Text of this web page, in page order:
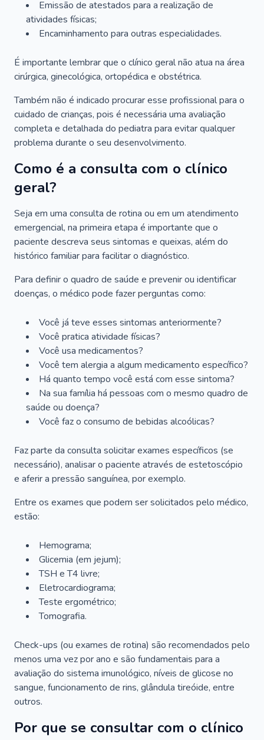
Emissão de atestados para a realização de
atividades físicas;
Encaminhamento para outras especialidades.
É importante lembrar que o clínico geral não atua na área
cirúrgica, ginecológica, ortopédica e obstétrica.
Também não é indicado procurar esse profissional para o
cuidado de crianças, pois é necessária uma avaliação
completa e detalhada do pediatra para evitar qualquer
problema durante o seu desenvolvimento.
Como é a consulta com o clínico
geral?
Seja em uma consulta de rotina ou em um atendimento
emergencial, na primeira etapa é importante que o
paciente descreva seus sintomas e queixas, além do
histórico familiar para facilitar o diagnóstico.
Para definir o quadro de saúde e prevenir ou identificar
doenças, o médico pode fazer perguntas como:
Você já teve esses sintomas anteriormente?
Você pratica atividade físicas?
Você usa medicamentos?
Você tem alergia a algum medicamento específico?
Há quanto tempo você está com esse sintoma?
Na sua família há pessoas com o mesmo quadro de
saúde ou doença?
Você faz o consumo de bebidas alcoólicas?
Faz parte da consulta solicitar exames específicos (se
necessário), analisar o paciente através de estetoscópio
e aferir a pressão sanguínea, por exemplo.
Entre os exames que podem ser solicitados pelo médico,
estão:
Hemograma;
Glicemia (em jejum);
TSH e T4 livre;
Eletrocardiograma;
Teste ergométrico;
Tomografia.
Check-ups (ou exames de rotina) são recomendados pelo
menos uma vez por ano e são fundamentais para a
avaliação do sistema imunológico, níveis de glicose no
sangue, funcionamento de rins, glândula tireóide, entre
outros.
Por que se consultar com o clínico